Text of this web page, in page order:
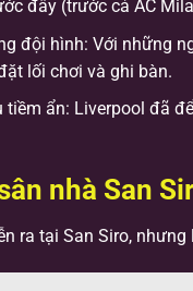
đây (trước cả AC
đội hình: Với những
lối chơi và ghi bàn.
tiềm ẩn: Liverpool đã
nhà San
ra tại San Siro,